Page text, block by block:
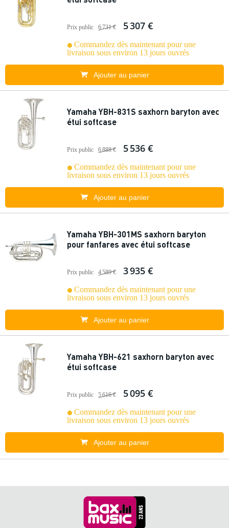
Prix public 6 731 € 5 307 €
Commandez dès maintenant pour une
livraison sous environ 13 jours ouvrés
Ajouter au panier
Yamaha YBH-831S saxhorn baryton avec
étui softcase
Prix public 6 888 € 5 536 €
Commandez dès maintenant pour une
livraison sous environ 13 jours ouvrés
Ajouter au panier
Yamaha YBH-301MS saxhorn baryton
pour fanfares avec étui softcase
Prix public 4 589 € 3 935 €
Commandez dès maintenant pour une
livraison sous environ 13 jours ouvrés
Ajouter au panier
Yamaha YBH-621 saxhorn baryton avec
étui softcase
Prix public 5 616 € 5 095 €
Commandez dès maintenant pour une
livraison sous environ 13 jours ouvrés
Ajouter au panier